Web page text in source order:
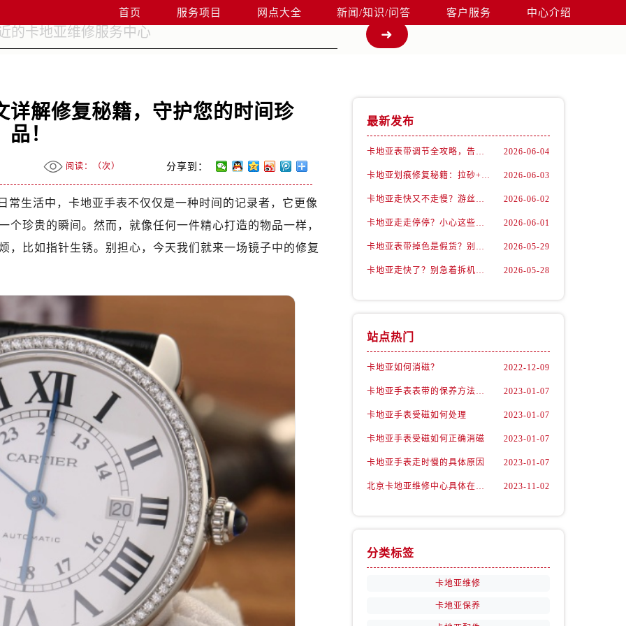
首页 服务项目 网点大全 新闻/知识/问答 客户服务 中心介绍
详解修复秘籍，守护您的时间珍
品！
阅读：（次） 分享到：
常生活中，卡地亚手表不仅仅是一种时间的记录者，它更像
珍贵的瞬间。然而，就像任何一件精心打造的物品一样，
，比如指针生锈。别担心，今天我们就来一场镜子中的修复
最新发布
卡地亚表带调节全攻略，告别过短烦恼 2026-06-04
卡地亚划痕修复秘籍：拉砂+抛光双工艺还原如新 2026-06-03
卡地亚走快又不走慢？游丝问题你了解多少？ 2026-06-02
卡地亚走走停停？小心这些隐藏杀手 2026-06-01
卡地亚表带掉色是假货？别急，可能是这些日常习惯惹的祸 2026-05-29
卡地亚走快了？别急着拆机，先做这一步 2026-05-28
站点热门
卡地亚如何消磁？ 2022-12-09
卡地亚手表表带的保养方法有哪些？ 2023-01-07
卡地亚手表受磁如何处理 2023-01-07
卡地亚手表受磁如何正确消磁 2023-01-07
卡地亚手表走时慢的具体原因 2023-01-07
北京卡地亚维修中心具体在哪里？ 2023-11-02
分类标签
卡地亚维修
卡地亚保养